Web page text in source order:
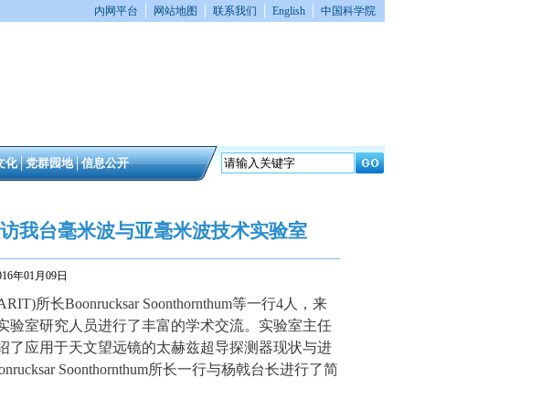
内网平台 网站地图 联系我们 English 中国科学院
化│党群园地│信息公开
我台毫米波与亚毫米波技术实验室
年01月09日
所长Boonrucksar Soonthornthum等一行4人，来
验室研究人员进行了丰富的学术交流。实验室主任
了应用于天文望远镜的太赫兹超导探测器现状与进
Soonthornthum所长一行与杨戟台长进行了简